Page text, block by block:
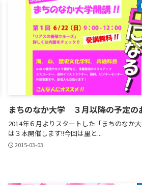
まちのなか大学 ３月以降の予定の
2014年６月よりスタートした「まちのなか
は３本開催します!!今回は里と...
2015-03-03